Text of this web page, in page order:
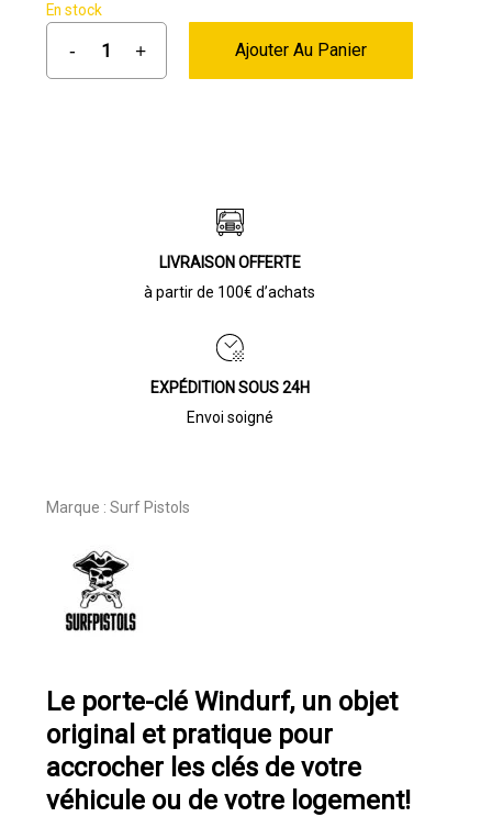
En stock
Ajouter Au Panier
LIVRAISON OFFERTE
à partir de 100€ d’achats
EXPÉDITION SOUS 24H
Envoi soigné
Marque : Surf Pistols
Le porte-clé Windurf, un objet
original et pratique pour
accrocher les clés de votre
véhicule ou de votre logement!